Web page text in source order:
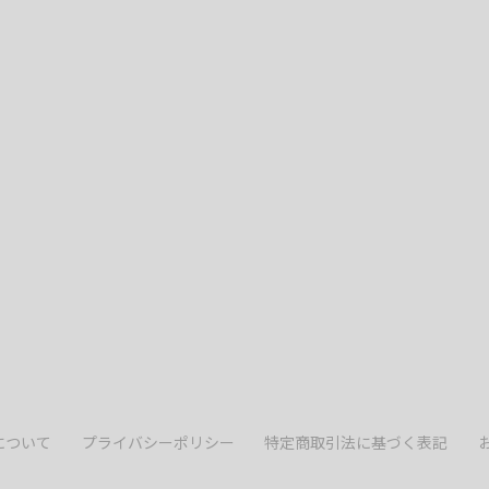
いて プライバシーポリシー 特定商取引法に基づく表記